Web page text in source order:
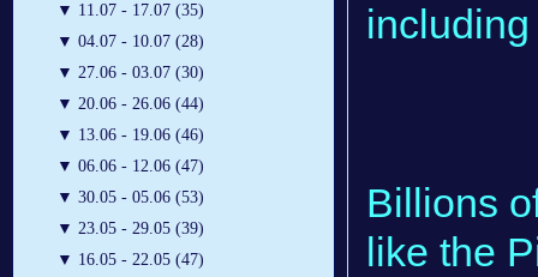
▼ 11.07 - 17.07 (35)
▼ 04.07 - 10.07 (28)
▼ 27.06 - 03.07 (30)
▼ 20.06 - 26.06 (44)
▼ 13.06 - 19.06 (46)
▼ 06.06 - 12.06 (47)
▼ 30.05 - 05.06 (53)
▼ 23.05 - 29.05 (39)
▼ 16.05 - 22.05 (47)
Billions
like the